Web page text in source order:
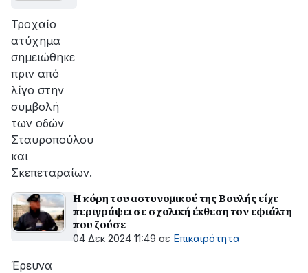
Τροχαίο
ατύχημα
σημειώθηκε
πριν από
λίγο στην
συμβολή
των οδών
Σταυροπούλου
και
Σκεπεταραίων.
Η κόρη του αστυνομικού της Βουλής είχε
περιγράψει σε σχολική έκθεση τον εφιάλτη
που ζούσε
04 Δεκ 2024 11:49 σε Επικαιρότητα
Έρευνα